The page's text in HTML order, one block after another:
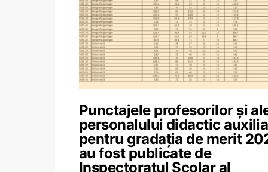
Punctajele profesorilor și
personalului didactic
pentru gradația de merit
au fost publicate de
Inspectoratul Școlar al